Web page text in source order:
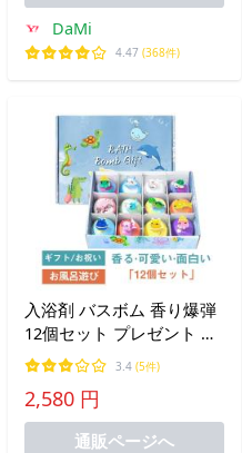
DaMi
4.47 (368件)
入浴剤 バスボム 香り爆弾
12個セット プレゼント 詰
め合わせ クリスマス バス
ソルト ボール おもちゃ 温
泉 お風呂 女性 男性 子供
誕生日 友達 卒業ギフト 潤
3.4 (5件)
2,580 円
通販ページへ